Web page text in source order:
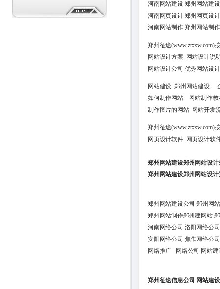
河南网站建设 郑州网站建
河南网页设计 郑州网页设
河南网站制作 郑州网站制
郑州征途(www.ztxxw.com)
网站设计方案 网站设计说
网站设计公司 优秀网站设
网站建设 郑州网站建设
如何制作网站 网站制作教
制作图片的网站 网站开发
郑州征途(www.ztxxw.com)
网页设计软件 网页设计软
郑州网站建设郑州网站设
郑州网站建设郑州网站设
郑州网站建设公司 郑州网
郑州网站制作郑州建网站
河南网络公司 洛阳网络公
安阳网络公司 焦作网络
网络推广 网络公司 网站
郑州征途信息公司 网站建